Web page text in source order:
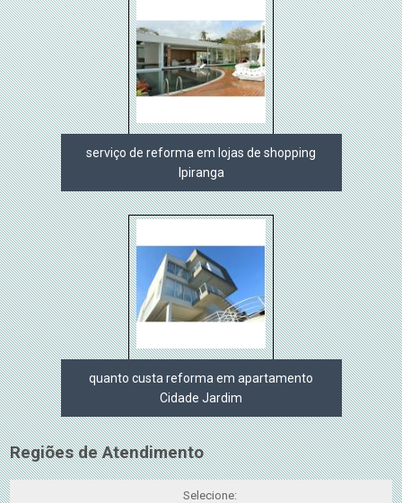
serviço de reforma em lojas de shopping
Ipiranga
quanto custa reforma em apartamento
Cidade Jardim
Regiões de Atendimento
Selecione: